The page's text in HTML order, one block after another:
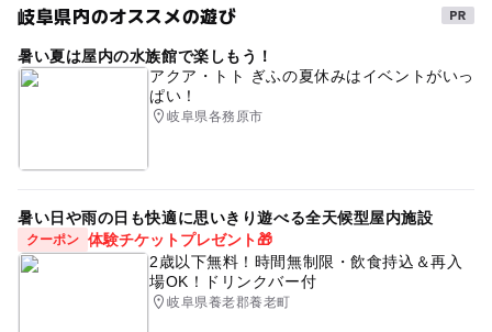
岐阜県内のオススメの遊び
暑い夏は屋内の水族館で楽しもう！
アクア・トト ぎふの夏休みはイベントがいっ
ぱい！
岐阜県各務原市
暑い日や雨の日も快適に思いきり遊べる全天候型屋内施設
クーポン 体験チケットプレゼント🎁
2歳以下無料！時間無制限・飲食持込＆再入
場OK！ドリンクバー付
岐阜県養老郡養老町